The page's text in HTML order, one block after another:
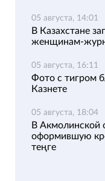
05 августа, 14:01
В Казахстане
женщинам-
05 августа, 16:11
Фото с тигром
Казнете
05 августа, 18:04
В Акмолинской
оформившую
теңге